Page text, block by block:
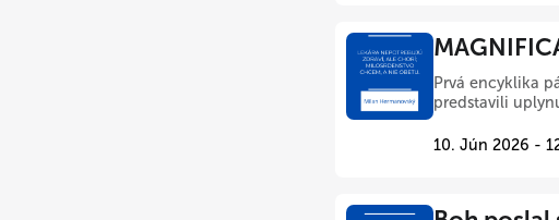
Prvá encyklika
predstavili
10. Jún 2026 -